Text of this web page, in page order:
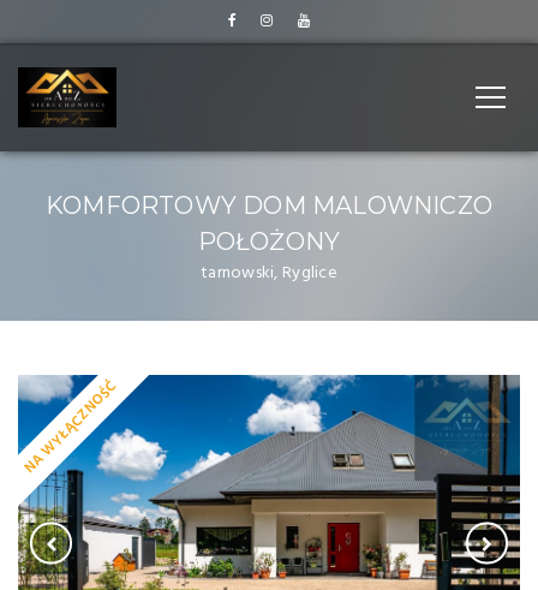
KOMFORTOWY DOM MALOWNICZO
POŁOŻONY
tarnowski, Ryglice
NA WYŁĄCZNOŚĆ